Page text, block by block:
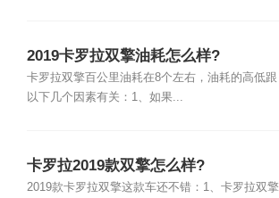
2019卡罗拉双擎油耗怎么样?
卡罗拉双擎百公里油耗在8个左右，油耗的高低跟
以下几个因素有关：1、如果...
卡罗拉2019款双擎怎么样?
2019款卡罗拉双擎这款车还不错：1、卡罗拉双擎